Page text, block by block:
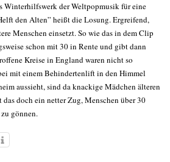
Winterhilfswerk der Weltpopmusik für eine
den Alten” heißt die Losung. Ergreifend,
Menschen einsetzt. So wie das in dem Clip
schon mit 30 in Rente und gibt dann
Kreise in England waren nicht so
mit einem Behindertenlift in den Himmel
aussieht, sind da knackige Mädchen älteren
doch ein netter Zug, Menschen über 30
gönnen.